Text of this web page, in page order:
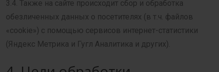
3.4. Также на сайте происходит сбор и обработка
обезличенных данных о посетителях (в т.ч. файлов
«cookie») с помощью сервисов интернет-статистики
(Яндекс Метрика и Гугл Аналитика и других).